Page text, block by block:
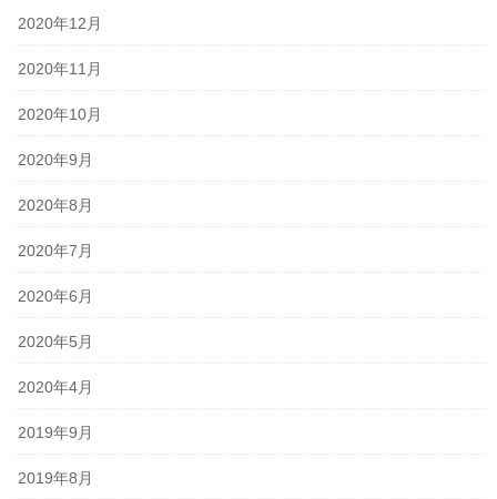
2020年12月
2020年11月
2020年10月
2020年9月
2020年8月
2020年7月
2020年6月
2020年5月
2020年4月
2019年9月
2019年8月